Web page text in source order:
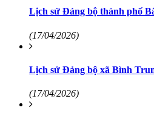
Lịch sử Đảng bộ thành phố
(17/04/2026)
Lịch sử Đảng bộ xã Bình
(17/04/2026)